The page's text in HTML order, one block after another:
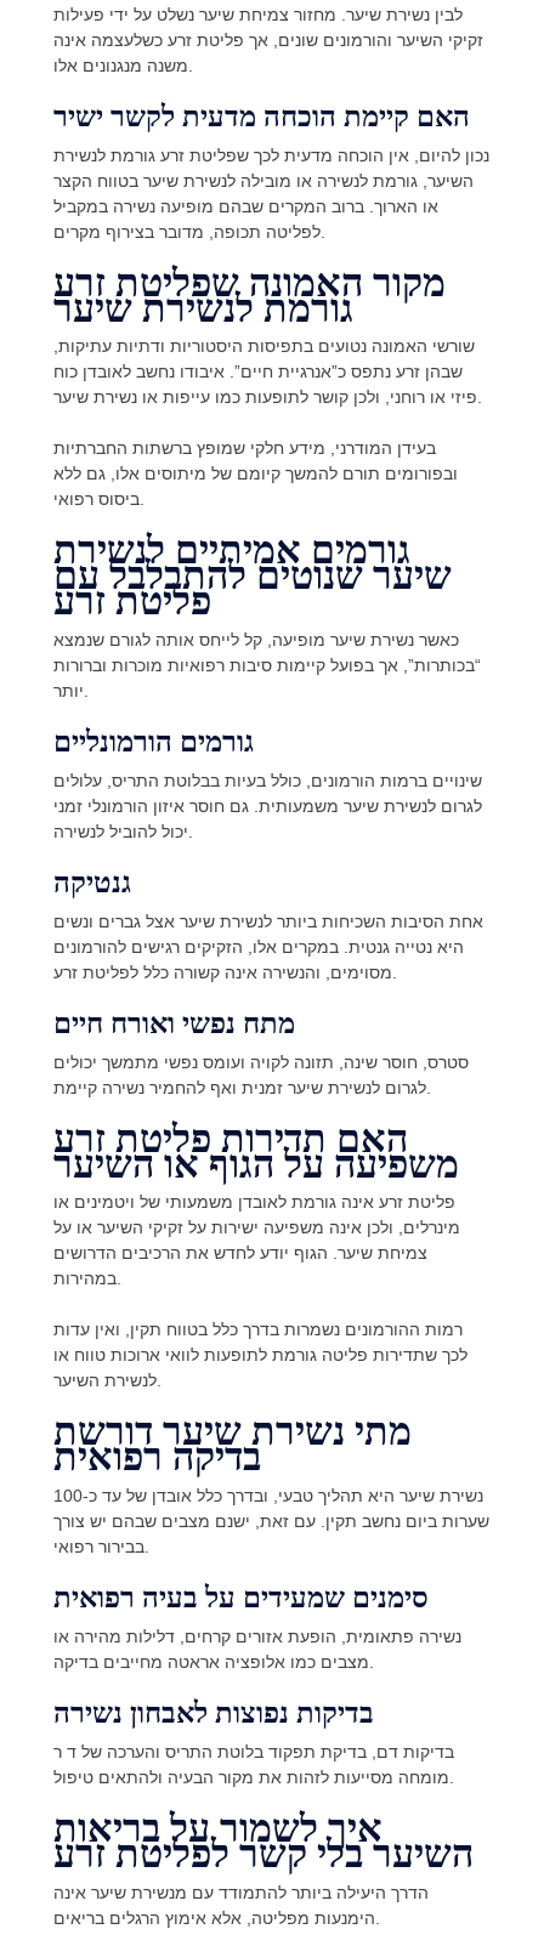
לבין נשירת שיער. מחזור צמיחת שיער נשלט על ידי פעילות
זקיקי השיער והורמונים שונים, אך פליטת זרע כשלעצמה אינה
האם קיימת הוכחה מדעית לקשר ישיר
נכון להיום, אין הוכחה מדעית לכך שפליטת זרע גורמת לנשירת
השיער, גורמת לנשירה או מובילה לנשירת שיער בטווח הקצר
או הארוך. ברוב המקרים שבהם מופיעה נשירה במקביל
לפליטה תכופה, מדובר בצירוף מקרים.
מקור האמונה שפליטת זרע
גורמת לנשירת שיער
שורשי האמונה נטועים בתפיסות היסטוריות ודתיות עתיקות,
שבהן זרע נתפס כ”אנרגיית חיים”. איבודו נחשב לאובדן כוח
פיזי או רוחני, ולכן קושר לתופעות כמו עייפות או נשירת שיער.
בעידן המודרני, מידע חלקי שמופץ ברשתות החברתיות
ובפורומים תורם להמשך קיומם של מיתוסים אלו, גם ללא
ביסוס רפואי.
גורמים אמיתיים לנשירת
שיער שנוטים להתבלבל עם
פליטת זרע
כאשר נשירת שיער מופיעה, קל לייחס אותה לגורם שנמצא
“בכותרות”, אך בפועל קיימות סיבות רפואיות מוכרות וברורות
גורמים הורמונליים
שינויים ברמות הורמונים, כולל בעיות בבלוטת התריס, עלולים
לגרום לנשירת שיער משמעותית. גם חוסר איזון הורמונלי זמני
גנטיקה
אחת הסיבות השכיחות ביותר לנשירת שיער אצל גברים ונשים
היא נטייה גנטית. במקרים אלו, הזקיקים רגישים להורמונים
מתח נפשי ואורח חיים
סטרס, חוסר שינה, תזונה לקויה ועומס נפשי מתמשך יכולים
לגרום לנשירת שיער זמנית ואף להחמיר נשירה קיימת.
האם תדירות פליטת זרע
משפיעה על הגוף או השיער
פליטת זרע אינה גורמת לאובדן משמעותי של ויטמינים או
מינרלים, ולכן אינה משפיעה ישירות על זקיקי השיער או על
צמיחת שיער. הגוף יודע לחדש את הרכיבים הדרושים
במהירות.
רמות ההורמונים נשמרות בדרך כלל בטווח תקין, ואין עדות
לכך שתדירות פליטה גורמת לתופעות לוואי ארוכות טווח או
לנשירת השיער.
מתי נשירת שיער דורשת
בדיקה רפואית
נשירת שיער היא תהליך טבעי, ובדרך כלל אובדן של עד כ-100
שערות ביום נחשב תקין. עם זאת, ישנם מצבים שבהם יש צורך
בבירור רפואי.
סימנים שמעידים על בעיה רפואית
נשירה פתאומית, הופעת אזורים קרחים, דלילות מהירה או
בדיקות נפוצות לאבחון נשירה
בדיקות דם, בדיקת תפקוד בלוטת התריס והערכה של ד ר
איך לשמור על בריאות
השיער בלי קשר לפליטת זרע
הדרך היעילה ביותר להתמודד עם מנשירת שיער אינה